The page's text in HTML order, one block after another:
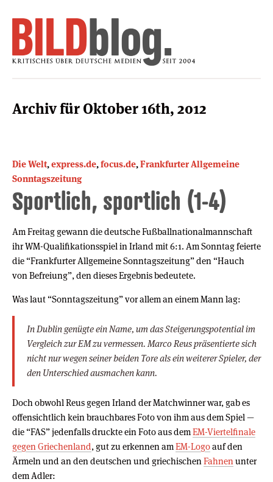
Archiv für Oktober 16th, 2012
Die Welt,express.de,focus.de,Frankfurter Allgemeine
Sonntagszeitung
Sportlich, sportlich (1-4)
Am Freitag gewann die deutsche Fußballnationalmannschaft
ihr WM-Qualifikationsspiel in Irland mit 6:1. Am Sonntag feierte
die “Frankfurter Allgemeine Sonntagszeitung” den “Hauch
von Befreiung”, den dieses Ergebnis bedeutete.
Was laut “Sonntagszeitung” vor allem an einem Mann lag:
In Dublin genügte ein Name, um das Steigerungspotential im
Vergleich zur EM zu vermessen. Marco Reus präsentierte sich
nicht nur wegen seiner beiden Tore als ein weiterer Spieler, der
den Unterschied ausmachen kann.
Doch obwohl Reus gegen Irland der Matchwinner war, gab es
offensichtlich kein brauchbares Foto von ihm aus dem Spiel —
die “FAS” jedenfalls druckte ein Foto aus demEM-Viertelfinale
gegen Griechenland, gut zu erkennen amEM-Logoauf den
Ärmeln und an den deutschen und griechischen Fahnen unter
dem Adler: